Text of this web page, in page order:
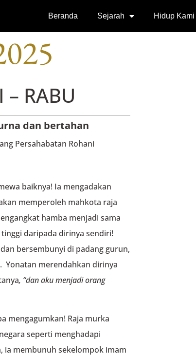
Beranda Sejarah Hidup Kami
– RABU
dan bertahan
Persahabatan Rohani
baiknya! Ia mengadakan
memperoleh mahkota raja
hamba menjadi sama
daripada dirinya sendiri!
bersembunyi di padang gurun,
Yonatan merendahkan dirinya
, “dan aku menjadi orang
mengagumkan! Raja murka
seperti menghadapi
ia membunuh sekelompok imam